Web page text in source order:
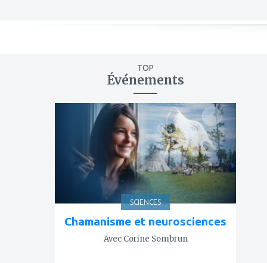
TOP
Événements
favoris
SCIENCES
Chamanisme et neurosciences
Avec Corine Sombrun